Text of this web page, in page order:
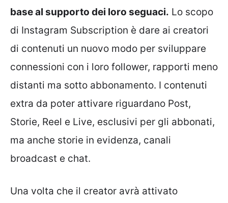
base al supporto dei loro seguaci. Lo scopo
di Instagram Subscription è dare ai creatori
di contenuti un nuovo modo per sviluppare
connessioni con i loro follower, rapporti meno
distanti ma sotto abbonamento. I contenuti
extra da poter attivare riguardano Post,
Storie, Reel e Live, esclusivi per gli abbonati,
ma anche storie in evidenza, canali
broadcast e chat.
Una volta che il creator avrà attivato